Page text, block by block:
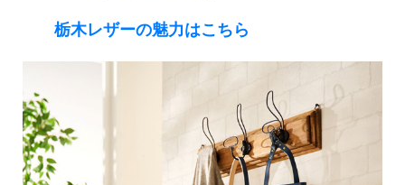
栃木レザーの魅力はこちら